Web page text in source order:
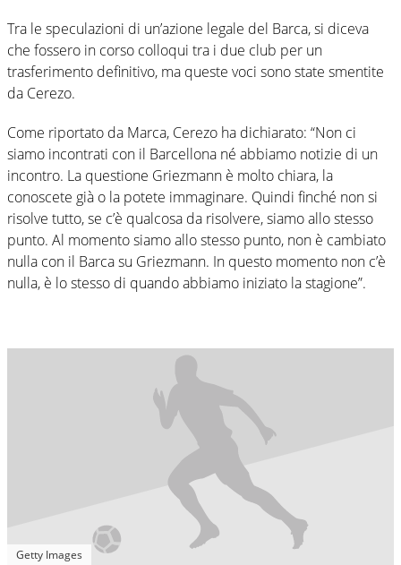
Tra le speculazioni di un’azione legale del Barca, si diceva
che fossero in corso colloqui tra i due club per un
trasferimento definitivo, ma queste voci sono state smentite
da Cerezo.
Come riportato da Marca, Cerezo ha dichiarato: “Non ci
siamo incontrati con il Barcellona né abbiamo notizie di un
incontro. La questione Griezmann è molto chiara, la
conoscete già o la potete immaginare. Quindi finché non si
risolve tutto, se c’è qualcosa da risolvere, siamo allo stesso
punto. Al momento siamo allo stesso punto, non è cambiato
nulla con il Barca su Griezmann. In questo momento non c’è
nulla, è lo stesso di quando abbiamo iniziato la stagione”.
Getty Images